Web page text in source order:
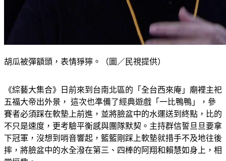
五福大帝出外景， 這次也準備了經典遊戲「一比鴨鴨」，參
賽者必須踩在軟墊上前進，並將臉盆中的水運送到終點，比的
不只是速度，更考驗平衡感與團隊默契。主持群信誓旦旦要拿
下冠軍，沒想到哨音響起，籃籃剛踩上軟墊就措手不及地往後
摔，將臉盆中的水全潑在第三、四棒的阿翔和賴慧如身上，相
當逗趣。